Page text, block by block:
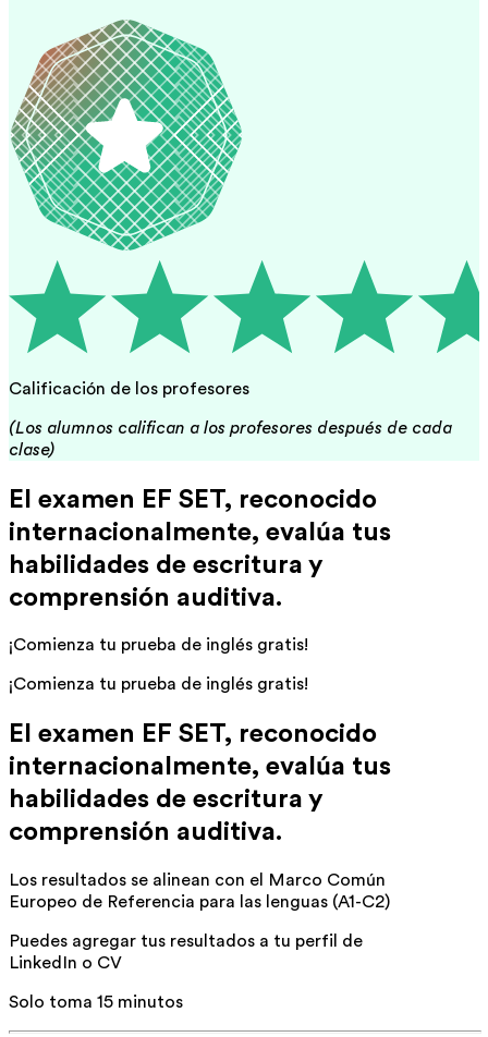
Calificación de los profesores
(Los alumnos califican a los profesores después de cada
clase)
El examen EF SET, reconocido
internacionalmente, evalúa tus
habilidades de escritura y
comprensión auditiva.
¡Comienza tu prueba de inglés gratis!
¡Comienza tu prueba de inglés gratis!
El examen EF SET, reconocido
internacionalmente, evalúa tus
habilidades de escritura y
comprensión auditiva.
Los resultados se alinean con el Marco Común
Europeo de Referencia para las lenguas (A1-C2)
Puedes agregar tus resultados a tu perfil de
LinkedIn o CV
Solo toma 15 minutos